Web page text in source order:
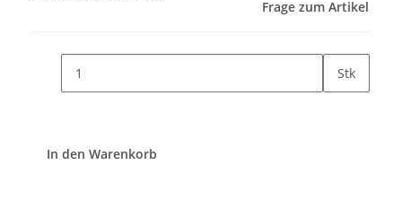
Frage zum Artikel
Stk
In den Warenkorb